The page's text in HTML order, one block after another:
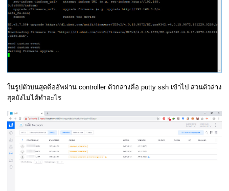
ในรูปตัวบนสุดคืออัพผ่าน controller ตัวกลางคือ putty ssh เข้าไป ส่วนตัวล่าง
สุดยังไม่ได้ทำอะไร